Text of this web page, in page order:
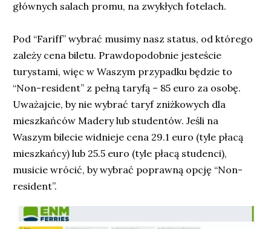
głównych salach promu, na zwykłych fotelach.
Pod “Fariff” wybrać musimy nasz status, od którego
zależy cena biletu. Prawdopodobnie jesteście
turystami, więc w Waszym przypadku będzie to
“Non-resident” z pełną taryfą – 85 euro za osobę.
Uważajcie, by nie wybrać taryf zniżkowych dla
mieszkańców Madery lub studentów. Jeśli na
Waszym bilecie widnieje cena 29.1 euro (tyle płacą
mieszkańcy) lub 25.5 euro (tyle płacą studenci),
musicie wrócić, by wybrać poprawną opcję “Non-
resident”.